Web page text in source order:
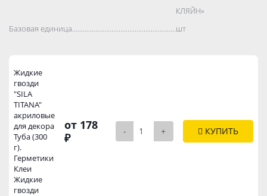
КЛЯЙН»
Базовая единица..................................................................................
шт
Жидкие
гвозди
"SILA
TITANA"
акриловые
для декора
Туба (300
г).
Герметики
Клеи
Жидкие
гвозди
от 178
₽
- + КУПИТЬ